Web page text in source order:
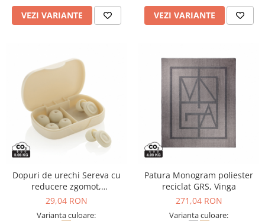
VEZI VARIANTE VEZI VARIANTE
Dopuri de urechi Sereva cu
reducere zgomot,
confortabile, 36 dB, eco-
29,04 RON
Varianta culoare:
Patura Monogram poliester
reciclat GRS, Vinga
271,04 RON
Varianta culoare: